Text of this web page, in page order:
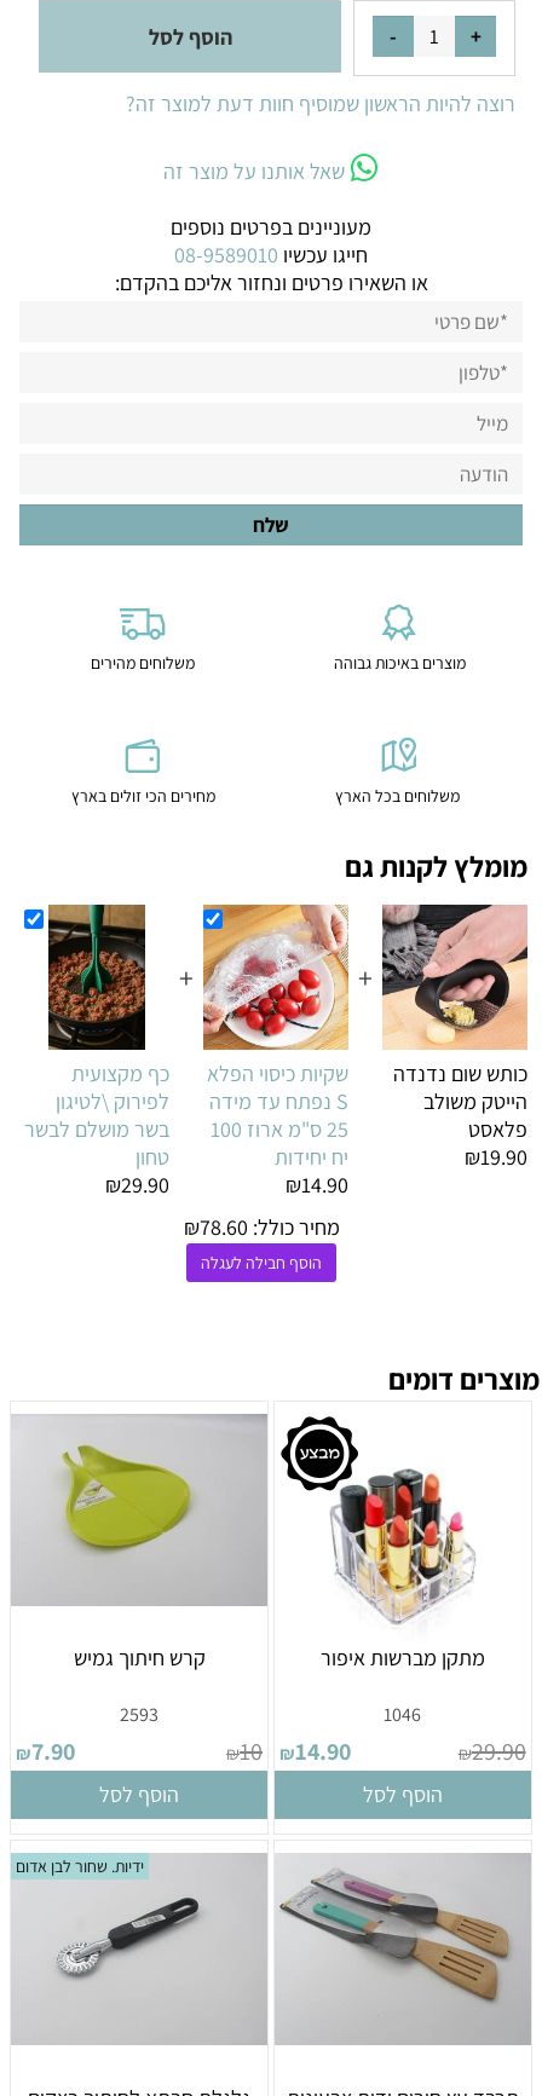
הוסף לסל
רוצה להיות הראשון שמוסיף חוות דעת למוצר זה?
שאל אותנו על מוצר זה
מעוניינים בפרטים נוספים
חייגו עכשיו 08-9589010
או השאירו פרטים ונחזור אליכם בהקדם:
מוצרים באיכות גבוהה משלוחים מהירים
משלוחים בכל הארץ מחירים הכי זולים בארץ
מומלץ לקנות גם
כותש שום נדנדה
הייטק משולב
פלאסט
₪19.90
+
שקיות כיסוי הפלא
S נפתח עד מידה
25 ס"מ ארוז 100
יח יחידות
₪14.90
+
כף מקצועית
לפירוק \לטיגון
בשר מושלם לבשר
טחון
₪29.90
מחיר כולל: ₪78.60
הוסף חבילה לעגלה
מוצרים דומים
מתקן מברשות איפור
1046
₪29.90
₪14.90
הוסף לסל
קרש חיתוך גמיש
2593
₪10
₪7.90
הוסף לסל
ידיות. שחור לבן אדום